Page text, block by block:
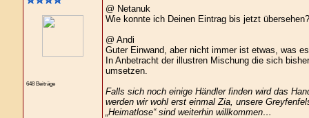
648 Beiträge
@ Netanuk
Wie konnte ich Deinen Eintrag bis jetzt
@ Andi
Guter Einwand, aber nicht immer ist etwas, was
In Anbetracht der illustren Mischung die sich
umsetzen.
Falls sich noch einige Händler finden wird das
werden wir wohl erst einmal Zia, unsere
„Heimatlose“ sind weiterhin willkommen…